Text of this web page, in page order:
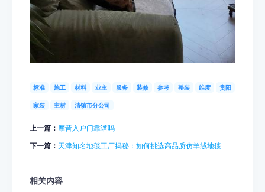
标准 施工 材料 业主 服务 装修 参考 整装 维度 贵阳
家装 主材 清镇市分公司
上一篇： 摩昔入户门靠谱吗
下一篇： 天津知名地毯工厂揭秘：如何挑选高品质仿羊绒地毯
相关内容